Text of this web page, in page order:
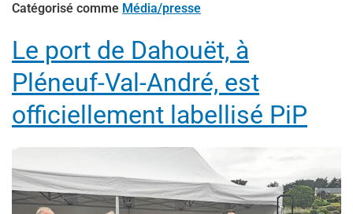
Catégorisé comme Média/presse
Le port de Dahouët, à
Pléneuf-Val-André, est
officiellement labellisé PiP